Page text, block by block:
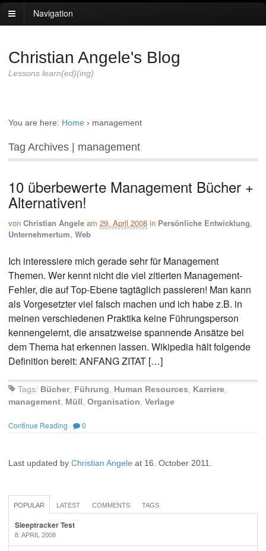
Navigation
Christian Angele's Blog
Lessons learn(ed)(ing)
You are here: Home › management
Tag Archives | management
10 überbewerte Management Bücher +
Alternativen!
von Christian Angele am 29. April 2008 in Persönliche Entwicklung,
Unternehmertum, Web
Ich interessiere mich gerade sehr für Management
Themen. Wer kennt nicht die viel zitierten Management-
Fehler, die auf Top-Ebene tagtäglich passieren! Man kann
als Vorgesetzter viel falsch machen und ich habe z.B. in
meinen verschiedenen Praktika keine Führungsperson
kennengelernt, die ansatzweise spannende Ansätze bei
dem Thema hat erkennen lassen. Wikipedia hält folgende
Definition bereit: ANFANG ZITAT […]
Tags: Bücher, Führung, Human Resources, Karriere,
management, Müll, Organisation, Verlage
Continue Reading · 0
Last updated by Christian Angele at 16. October 2011
POPULAR LATEST COMMENTS TAGS
Sleeptracker Test
8. APRIL 2008